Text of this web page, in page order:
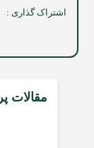
اشتراک گذاری :
مقالات